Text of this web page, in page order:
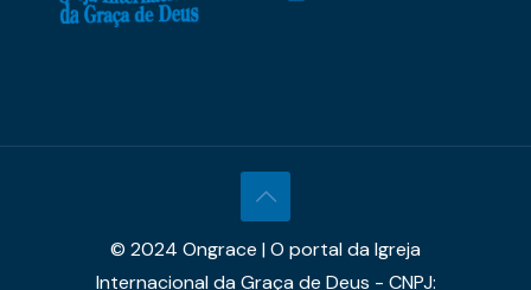
© 2024 Ongrace | O portal da Igreja
Internacional da Graça de Deus - CNPJ: